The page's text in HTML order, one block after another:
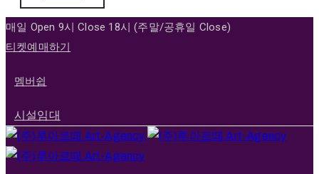
매일 Open 9시 Close 18시 (주말/공휴일 Close)
티켓예매하기
멤버쉽
시설임대